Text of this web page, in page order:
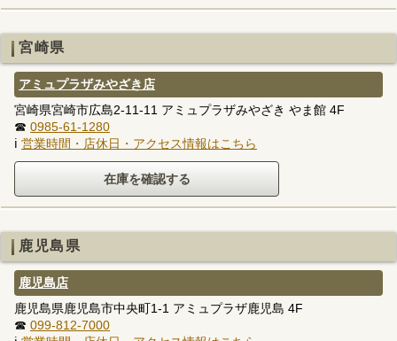
宮崎県
アミュプラザみやざき店
宮崎県宮崎市広島2-11-11 アミュプラザみやざき やま館 4F
☎ 0985-61-1280
ℹ 営業時間・店休日・アクセス情報はこちら
鹿児島県
鹿児島店
鹿児島県鹿児島市中央町1-1 アミュプラザ鹿児島 4F
☎ 099-812-7000